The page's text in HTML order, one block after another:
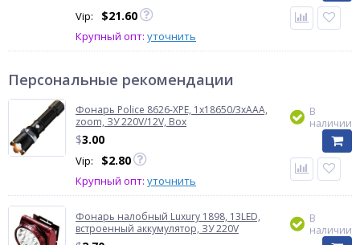
Vip: $21.60
Крупный опт: уточнить
Персональные рекомендации
Фонарь Police 8626-XPE, 1х18650/3xAAA,
zoom, ЗУ 220V/12V, Box
$3.00
Vip: $2.80
Крупный опт: уточнить
В
наличии
Фонарь налобный Luxury 1898, 13LED,
встроенный аккумулятор, ЗУ 220V
В
наличии